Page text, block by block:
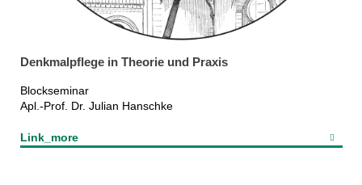
Denkmalpflege in Theorie und Praxis
Blockseminar
Apl.-Prof. Dr. Julian Hanschke
Link_more